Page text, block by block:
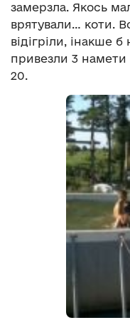
замерзла. Якось
врятували… коти.
відігріли, інакше
привезли 3 намети
20.